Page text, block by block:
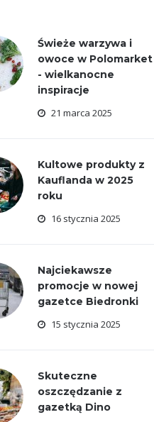
Świeże warzywa i
owoce w Polomarket
- wielkanocne
inspiracje
21 marca 2025
Kultowe produkty z
Kauflanda w 2025
roku
16 stycznia 2025
Najciekawsze
promocje w nowej
gazetce Biedronki
15 stycznia 2025
Skuteczne
oszczędzanie z
gazetką Dino